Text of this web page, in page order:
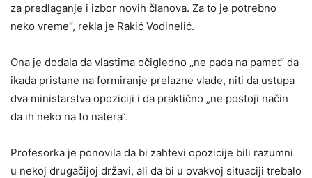
za predlaganje i izbor novih članova. Za to je potrebno
neko vreme“, rekla je Rakić Vodinelić.
Ona je dodala da vlastima očigledno „ne pada na pamet“ da
ikada pristane na formiranje prelazne vlade, niti da ustupa
dva ministarstva opoziciji i da praktično „ne postoji način
da ih neko na to natera“.
Profesorka je ponovila da bi zahtevi opozicije bili razumni
u nekoj drugačijoj državi, ali da bi u ovakvoj situaciji trebalo